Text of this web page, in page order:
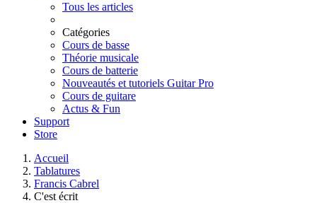
Tous les articles
Catégories
Cours de basse
Théorie musicale
Cours de batterie
Nouveautés et tutoriels Guitar Pro
Cours de guitare
Actus & Fun
Support
Store
Accueil
Tablatures
Francis Cabrel
C'est écrit